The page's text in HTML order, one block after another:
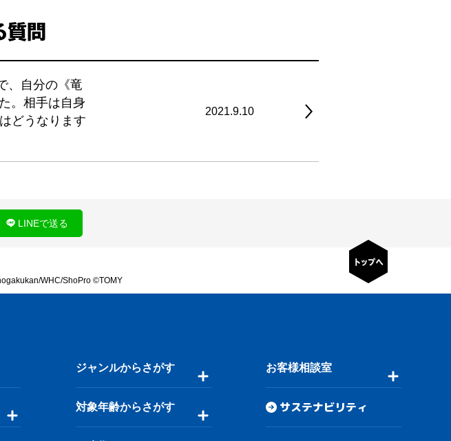
質問
、自分の《竜
。相手は自身
どうなります
2021.9.10
LINEで送る
WHC/ShoPro ©TOMY
ジャンルからさがす
対象年齢からさがす
お客様相談室
サステナビリティ